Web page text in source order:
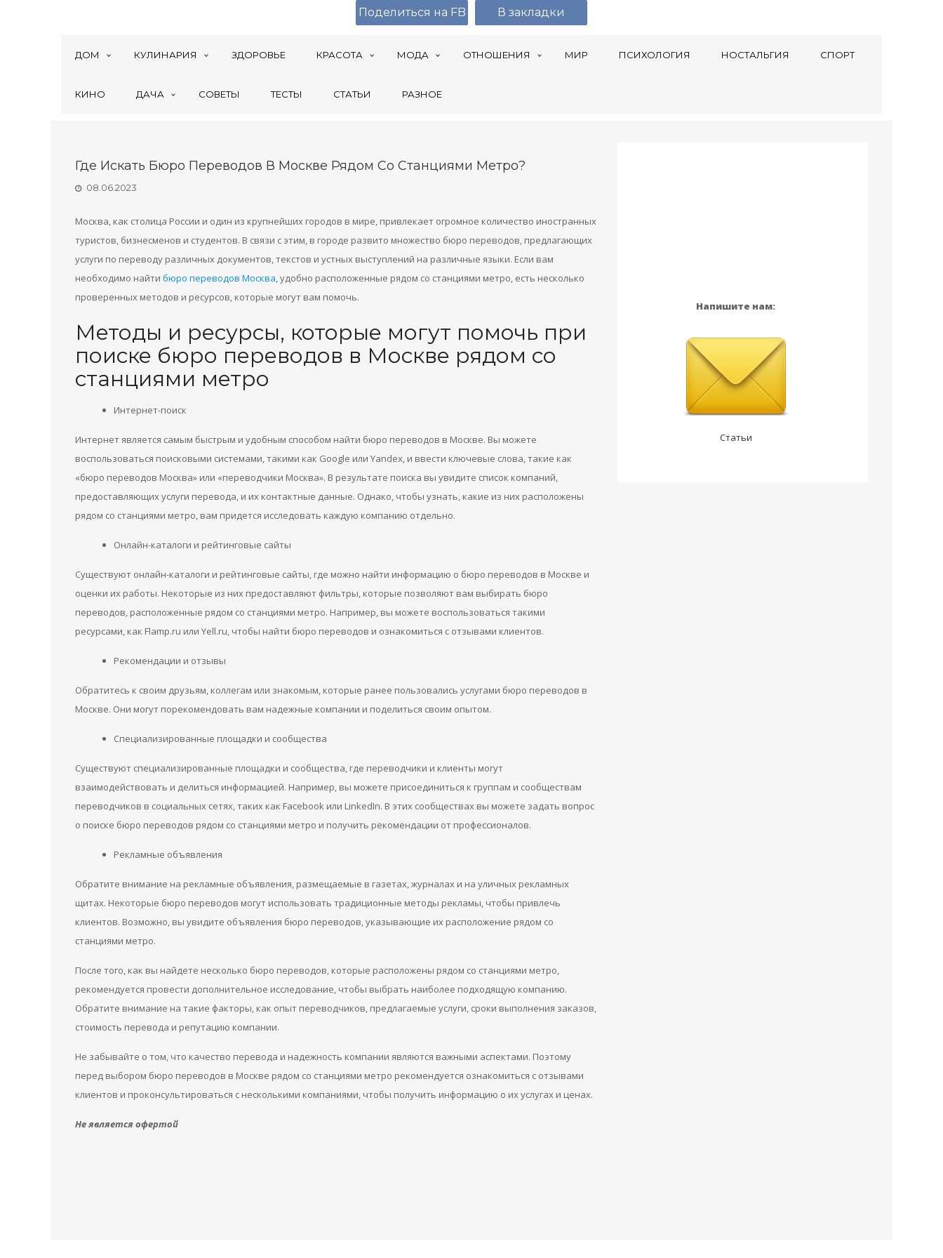
ДОМ КУЛИНАРИЯ ЗДОРОВЬЕ КРАСОТА МОДА ОТНОШЕНИЯ МИР ПСИХОЛОГИЯ НОСТАЛЬГИЯ СПОРТ
КИНО ДАЧА СОВЕТЫ ТЕСТЫ СТАТЬИ РАЗНОЕ
Где Искать Бюро Переводов В Москве Рядом Со Станциями Метро?
08.06.2023
Москва, как столица России и один из крупнейших городов в мире, привлекает огромное количество иностранных
туристов, бизнесменов и студентов. В связи с этим, в городе развито множество бюро переводов, предлагающих
услуги по переводу различных документов, текстов и устных выступлений на различные языки. Если вам
необходимо найти бюро переводов Москва, удобно расположенные рядом со станциями метро, есть несколько
проверенных методов и ресурсов, которые могут вам помочь.
Методы и ресурсы, которые могут помочь при
поиске бюро переводов в Москве рядом со
станциями метро
Интернет-поиск
Интернет является самым быстрым и удобным способом найти бюро переводов в Москве. Вы можете
воспользоваться поисковыми системами, такими как Google или Yandex, и ввести ключевые слова, такие как
«бюро переводов Москва» или «переводчики Москва». В результате поиска вы увидите список компаний,
предоставляющих услуги перевода, и их контактные данные. Однако, чтобы узнать, какие из них расположены
рядом со станциями метро, вам придется исследовать каждую компанию отдельно.
Онлайн-каталоги и рейтинговые сайты
Существуют онлайн-каталоги и рейтинговые сайты, где можно найти информацию о бюро переводов в Москве и
оценки их работы. Некоторые из них предоставляют фильтры, которые позволяют вам выбирать бюро
переводов, расположенные рядом со станциями метро. Например, вы можете воспользоваться такими
ресурсами, как Flamp.ru или Yell.ru, чтобы найти бюро переводов и ознакомиться с отзывами клиентов.
Рекомендации и отзывы
Обратитесь к своим друзьям, коллегам или знакомым, которые ранее пользовались услугами бюро переводов в
Москве. Они могут порекомендовать вам надежные компании и поделиться своим опытом. ​
Специализированные площадки и сообщества
Существуют специализированные площадки и сообщества, где переводчики и клиенты могут
взаимодействовать и делиться информацией. Например, вы можете присоединиться к группам и сообществам
переводчиков в социальных сетях, таких как Facebook или LinkedIn. В этих сообществах вы можете задать вопрос
о поиске бюро переводов рядом со станциями метро и получить рекомендации от профессионалов.
Рекламные объявления
Обратите внимание на рекламные объявления, размещаемые в газетах, журналах и на уличных рекламных
щитах. Некоторые бюро переводов могут использовать традиционные методы рекламы, чтобы привлечь
клиентов. Возможно, вы увидите объявления бюро переводов, указывающие их расположение рядом со
станциями метро.
После того, как вы найдете несколько бюро переводов, которые расположены рядом со станциями метро,
рекомендуется провести дополнительное исследование, чтобы выбрать наиболее подходящую компанию.
Обратите внимание на такие факторы, как опыт переводчиков, предлагаемые услуги, сроки выполнения заказов,
стоимость перевода и репутацию компании.
Не забывайте о том, что качество перевода и надежность компании являются важными аспектами. Поэтому
перед выбором бюро переводов в Москве рядом со станциями метро рекомендуется ознакомиться с отзывами
клиентов и проконсультироваться с несколькими компаниями, чтобы получить информацию о их услугах и ценах.
Не является офертой
Напишите нам:
Статьи
Поделиться на FB В закладки